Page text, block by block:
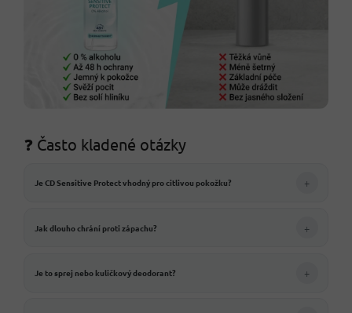
❓ Často kladené otázky
Je CD Sensitive Protect vhodný pro citlivou pokožku? +
Jak dlouho chrání proti zápachu? +
Je to sprej nebo kuličkový deodorant? +